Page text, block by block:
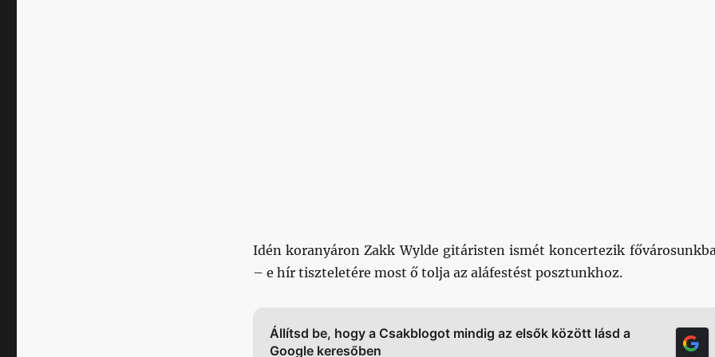
Idén koranyáron Zakk Wylde gitáristen ismét koncertezik
– e hír tiszteletére most ő tolja az aláfestést posztunkhoz.
Állítsd be, hogy a Csakblogot mindig az elsők között lásd a
Google keresőben